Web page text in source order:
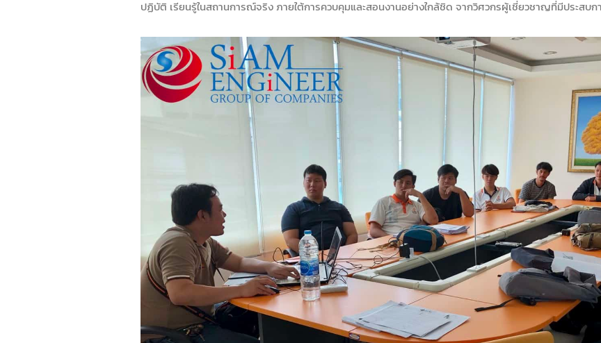
ปฏิบัติ เรียนรู้ในสถานการณ์จริง ภายใต้การควบคุมและสอนงานอย่างใกล้ชิด จากวิศวกรผู้เชี่ยวชาญที่มีประสบ